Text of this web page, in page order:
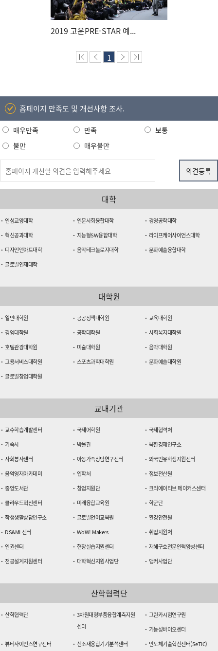
2019 고운PRE-STAR 예...
1
홈페이지 만족도 및 개선사항 조사.
매우만족 만족
보통
불만
매우불만
대학
인성교양대학 인문사회융합대학
경영공학대학
혁신공과대학
지능형SW융합대학
라이프케어사이언스대학
디자인앤아트대학
음악테크놀로지대학
문화예술융합대학
글로벌인재대학
대학원
일반대학원 공공정책대학원
교육대학원
경영대학원
공학대학원
사회복지대학원
호텔관광대학원
미술대학원
음악대학원
고용서비스대학원
스포츠과학대학원
문화예술대학원
글로벌창업대학원
교내기관
교수학습개발센터 국제어학원
국제협력처
기숙사
박물관
북한경제연구소
사회봉사센터
아동가족상담연구센터
외국인유학생지원센터
음악영재아카데미
입학처
정보전산원
중앙도서관
창업지원단
크리에이티브 메이커스센터
클라우드혁신센터
미래융합교육원
학군단
학생생활상담연구소
글로벌언어교육원
환경안전원
DS&ML센터
WoW! Makers
취업지원처
인권센터
현장실습지원센터
재해구호전문인력양성센터
전공설계지원센터
대학혁신지원사업단 앵커사업단
산학협력단
산학협력단
3차원대형부품융합계측지원
센터
그린카시험연구원
기능성바이오센터
뷰티사이언스연구센터
신소재융합기기분석센터 반도체기술혁신센터(SeTIC)